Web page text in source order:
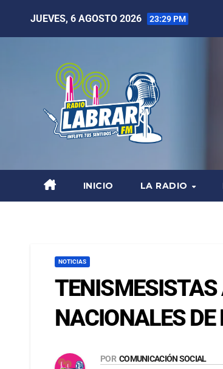
JUEVES, 6 AGOSTO 2026 23:29 PM
INICIO LA RADIO
NOTICIAS
NACIONALES DE
POR COMUNICACIÓN SOCIAL